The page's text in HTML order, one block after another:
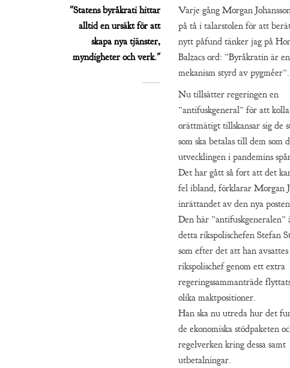
"Statens byråkrati hittar
alltid en ursäkt för att
skapa nya tjänster,
myndigheter och verk."
Varje gång Morgan
på tå i talarstolen för att
nytt påfund tänker jag på
Balzacs ord: ”Byråkratin är
mekanism styrd av pygméer”.
Nu tillsätter regeringen en
”antifuskgeneral” för att
orättmätigt tillskansar sig de
som ska betalas till dem som
utvecklingen i pandemins
Det har gått så fort att det
fel ibland, förklarar Morgan
inrättandet av den nya
Den här ”antifuskgeneralen”
detta rikspolischefen Stefan
som efter det att han avsattes
rikspolischef genom ett extra
regeringssammanträde
olika maktpositioner.
Han ska nu utreda hur det
de ekonomiska stödpaketen
regelverken kring dessa samt
utbetalningar.